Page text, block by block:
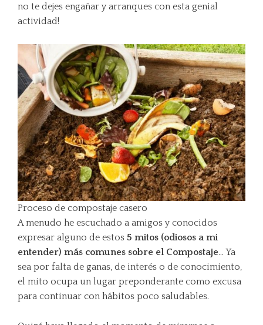
no te dejes engañar y arranques con esta genial
actividad!
Proceso de compostaje casero
A menudo he escuchado a amigos y conocidos
expresar alguno de estos 5 mitos (odiosos a mi
entender) más comunes sobre el Compostaje… Ya
sea por falta de ganas, de interés o de conocimiento,
el mito ocupa un lugar preponderante como excusa
para continuar con hábitos poco saludables.